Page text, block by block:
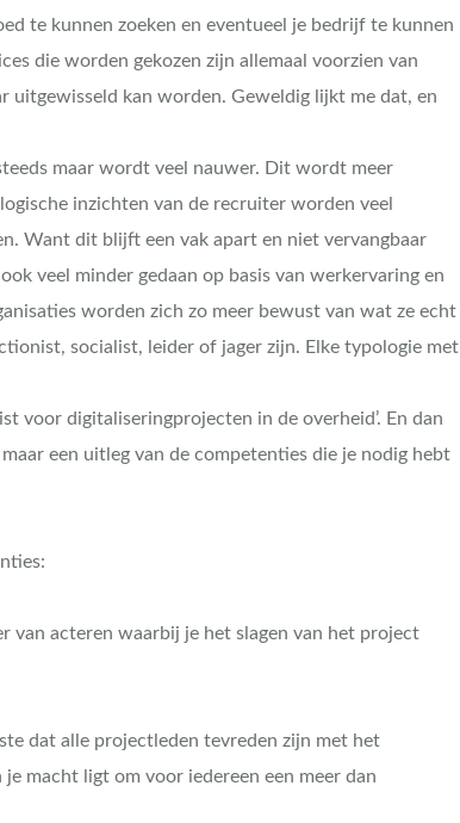
te kunnen zoeken en eventueel je bedrijf te kunnen
die worden gekozen zijn allemaal voorzien van
uitgewisseld kan worden. Geweldig lijkt me dat, en
maar wordt veel nauwer. Dit wordt meer
inzichten van de recruiter worden veel
Want dit blijft een vak apart en niet vervangbaar
veel minder gedaan op basis van werkervaring en
worden zich zo meer bewust van wat ze echt
socialist, leider of jager zijn. Elke typologie met
voor digitaliseringprojecten in de overheid’. En dan
een uitleg van de competenties die je nodig hebt
van acteren waarbij je het slagen van het project
dat alle projectleden tevreden zijn met het
macht ligt om voor iedereen een meer dan